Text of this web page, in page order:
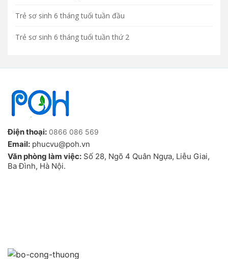
Trẻ sơ sinh 6 tháng tuổi tuần đầu
Trẻ sơ sinh 6 tháng tuổi tuần thứ 2
Điện thoại: 0866 086 569
Email: phucvu@poh.vn
Văn phòng làm việc: Số 28, Ngõ 4 Quân Ngựa, Liễu Giai,
Ba Đình, Hà Nội.